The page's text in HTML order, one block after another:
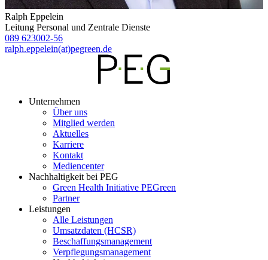
Ralph Eppelein
Leitung Personal und Zentrale Dienste
089 623002-56
ralph.eppelein(at)pegreen.de
Unternehmen
Über uns
Mitglied werden
Aktuelles
Karriere
Kontakt
Mediencenter
Nachhaltigkeit bei PEG
Green Health Initiative PEGreen
Partner
Leistungen
Alle Leistungen
Umsatzdaten (HCSR)
Beschaffungsmanagement
Verpflegungsmanagement